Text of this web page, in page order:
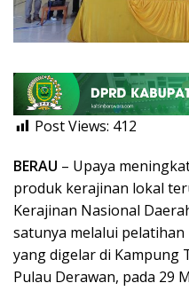
Post Views: 412
BERAU – Upaya
produk kerajinan lokal
Kerajinan Nasional
satunya melalui
yang digelar di Kampung
Pulau Derawan, pada 29